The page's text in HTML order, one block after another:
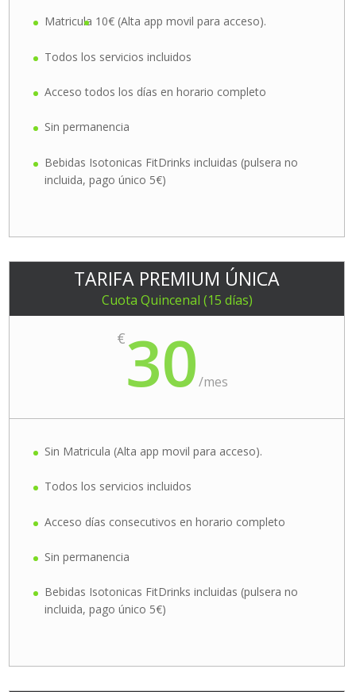
Matricula 10€ (Alta app movil para acceso).
Todos los servicios incluidos
Acceso todos los días en horario completo
Sin permanencia
Bebidas Isotonicas FitDrinks incluidas (pulsera no
incluida, pago único 5€)
TARIFA PREMIUM ÚNICA
Cuota Quincenal (15 días)
€30/mes
Sin Matricula (Alta app movil para acceso).
Todos los servicios incluidos
Acceso días consecutivos en horario completo
Sin permanencia
Bebidas Isotonicas FitDrinks incluidas (pulsera no
incluida, pago único 5€)